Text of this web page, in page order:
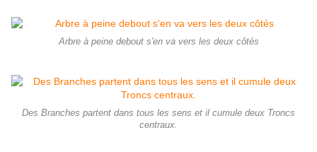
Arbre à peine debout s'en va vers les deux côtés
Des Branches partent dans tous les sens et il cumule deux Troncs
centraux.